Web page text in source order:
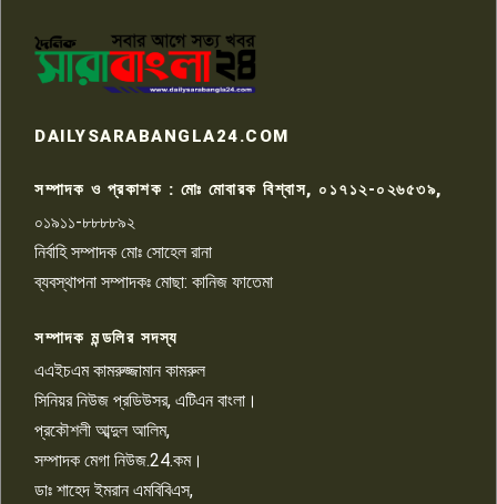
৭
কেটে ঘরে ঢুকে স্কুল শিক্ষিকাকে হত্যা
টয়লেটের ট্যাংকি থেকে লাশ উদ্ধার
রাজশাহীতে সন্ত্রাসী হামলায় গুরুতর
৯
চাঁদাবাজি ও হয়রানির অভিযোগ
১০
DAILYSARABANGLA24.COM
সম্পাদক ও প্রকাশক : মোঃ মোবারক বিশ্বাস, ০১৭১২-০২৬৫৩৯,
০১৯১১-৮৮৮৮৯২
নির্বাহি সম্পাদক মোঃ সোহেল রানা
ব্যবস্থাপনা সম্পাদকঃ মোছা: কানিজ ফাতেমা
সম্পাদক মন্ডলির সদস্য
এএইচএম কামরুজ্জামান কামরুল
সিনিয়র নিউজ প্রডিউসর, এটিএন বাংলা।
প্রকৌশলী আব্দুল আলিম,
সম্পাদক মেগা নিউজ.24.কম।
ডাঃ শাহেদ ইমরান এমবিবিএস,